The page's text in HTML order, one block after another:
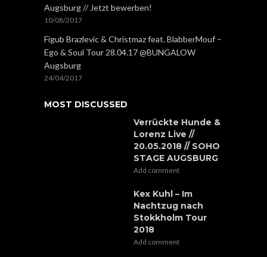
Augsburg // Jetzt bewerben!
10/08/2017
Figub Brazlevic & Christmaz feat. BlabberMouf –
Ego & Soul Tour 28.04.17 @BUNGALOW
Augsburg
24/04/2017
MOST DISCUSSED
Verrückte Hunde &
Lorenz Live //
20.05.2018 // SOHO
STAGE AUGSBURG
Add comment
Kex Kuhl – Im
Nachtzug nach
Stokkholm Tour
2018
Add comment